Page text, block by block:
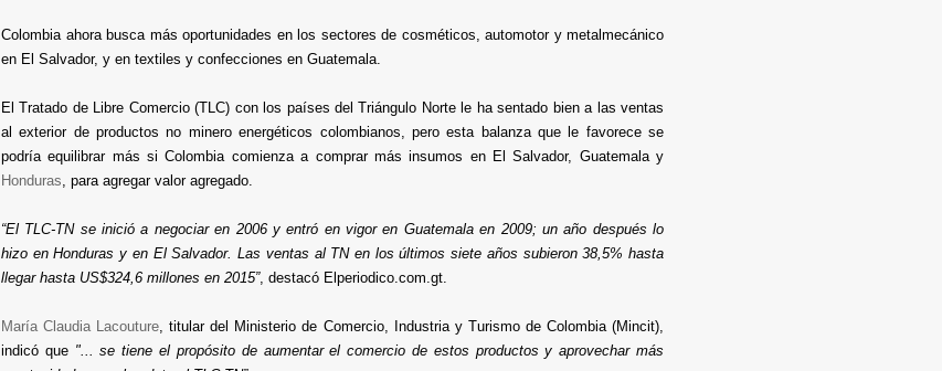
Colombia ahora busca más oportunidades en los sectores de cosméticos, automotor y metalmecánico
en El Salvador, y en textiles y confecciones en Guatemala.
El Tratado de Libre Comercio (TLC) con los países del Triángulo Norte le ha sentado bien a las ventas
al exterior de productos no minero energéticos colombianos, pero esta balanza que le favorece se
podría equilibrar más si Colombia comienza a comprar más insumos en El Salvador, Guatemala y
Honduras, para agregar valor agregado.
“El TLC-TN se inició a negociar en 2006 y entró en vigor en Guatemala en 2009; un año después lo
hizo en Honduras y en El Salvador. Las ventas al TN en los últimos siete años subieron 38,5% hasta
llegar hasta US$324,6 millones en 2015”, destacó Elperiodico.com.gt.
María Claudia Lacouture, titular del Ministerio de Comercio, Industria y Turismo de Colombia (Mincit),
indicó que "... se tiene el propósito de aumentar el comercio de estos productos y aprovechar más